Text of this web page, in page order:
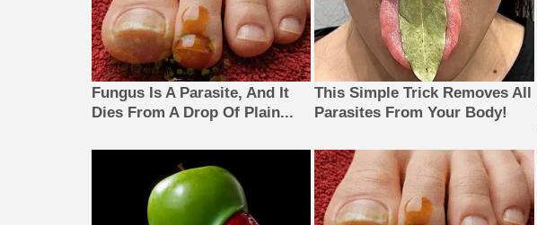
Fungus Is A Parasite, And It
Dies From A Drop Of Plain...
This Simple Trick Removes All
Parasites From Your Body!